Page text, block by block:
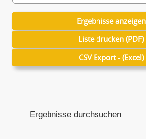
Ergebnisse anzeigen
Ergebnisse anzeigen
Liste drucken (PDF)
Liste drucken (PDF)
CSV Export - (Excel)
CSV Export - (Excel)
Ergebnisse durchsuchen